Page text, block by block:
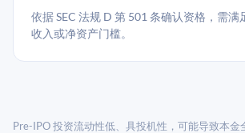
依据 SEC 法规 D 第 501 条确认资格，需满
收入或净资产门槛。
Pre-IPO 投资流动性低、具投机性，可能导致本金